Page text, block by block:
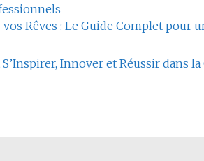
Rêves : Le Guide Complet pour
Innover et Réussir dans